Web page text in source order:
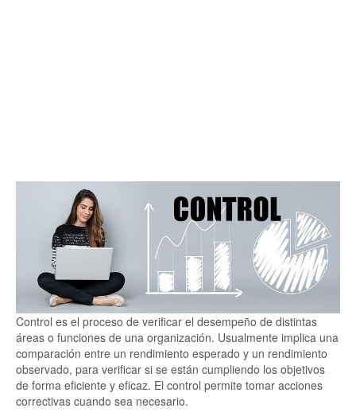
Control es el proceso de verificar el desempeño de distintas
áreas o funciones de una organización. Usualmente implica una
comparación entre un rendimiento esperado y un rendimiento
observado, para verificar si se están cumpliendo los objetivos
de forma eficiente y eficaz. El control permite tomar acciones
correctivas cuando sea necesario.